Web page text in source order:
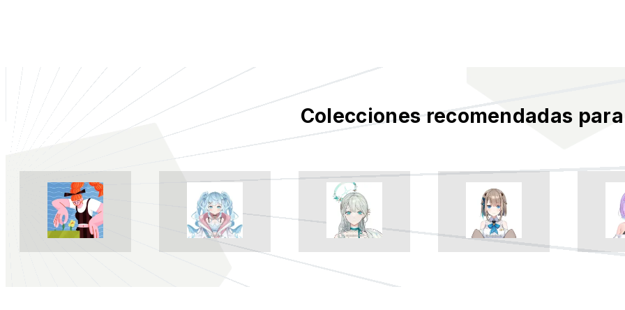
Colecciones recomendadas